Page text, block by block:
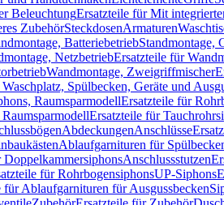
BeleuchtungErsatzteile für Mit
ZubehörSteckdosenArmaturen
BatteriebetriebStandmontage,
NetzbetriebErsatzteile für
Wandmontage, Zweigriffmischer
Spülbecken, Geräte und
RaumsparmodellErsatzteile für
Ersatzteile für
AbdeckungenAnschlüsse
Ablaufgarnituren für
DoppelkammersiphonsAnschlussstutzen
für RohrbogensiphonsUP-Siphons
für Ablaufgarnituren für Ausgussbecken